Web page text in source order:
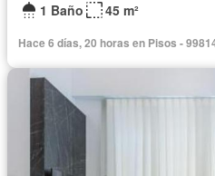
1 Baño
45 m²
Hace 6 días, 20 horas en Pisos -